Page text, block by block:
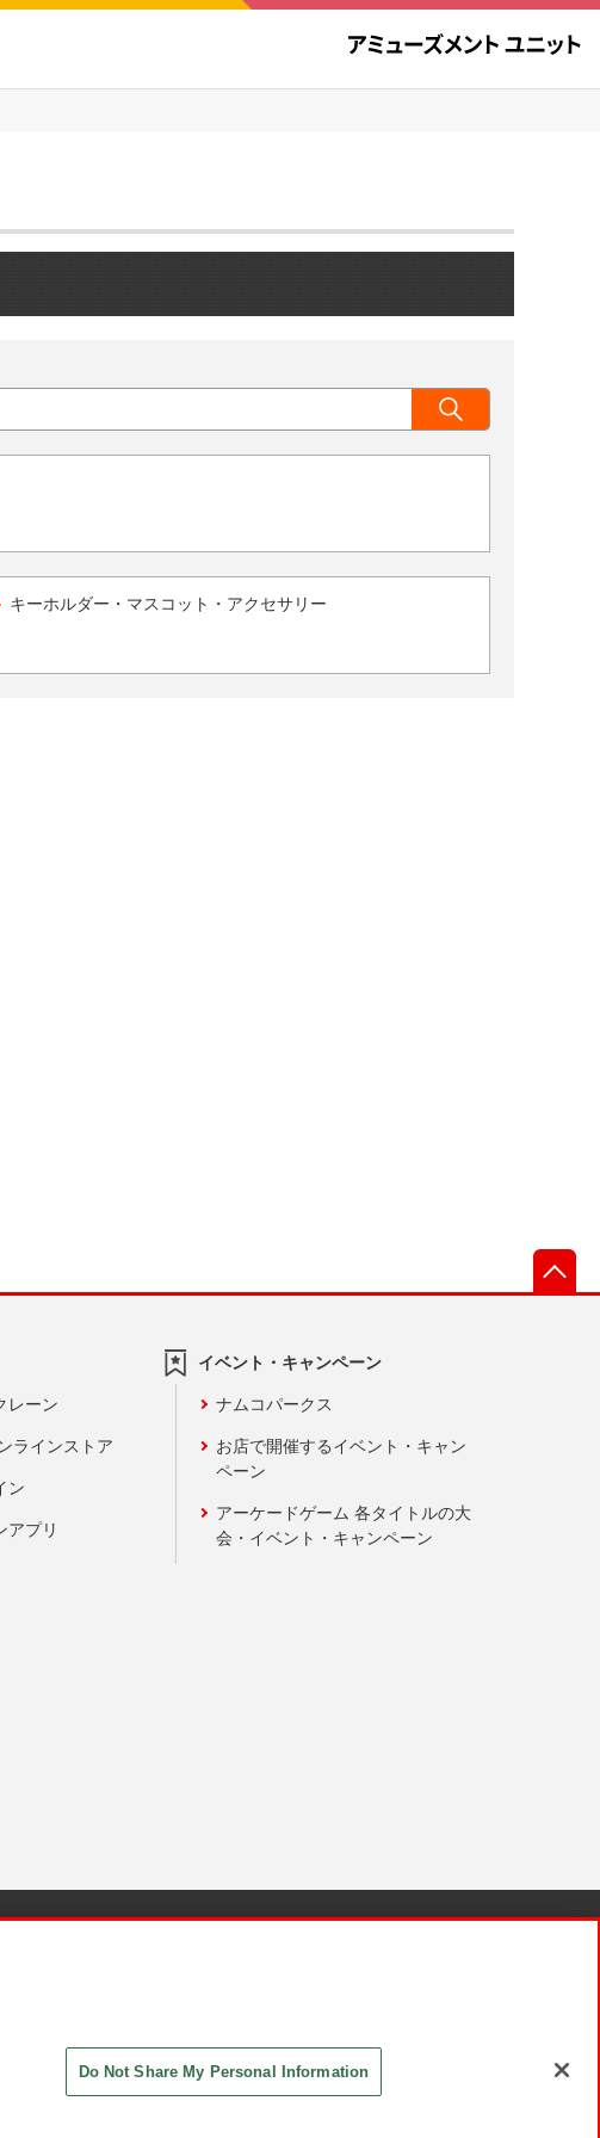
キーホルダー・マスコット・アクセサリー
レーン
ラインストア
ン
アプリ
イベント・キャンペーン
ナムコパークス
お店で開催するイベント・キャン
ペーン
アーケードゲーム 各タイトルの大
会・イベント・キャンペーン
Do Not Share My Personal Information